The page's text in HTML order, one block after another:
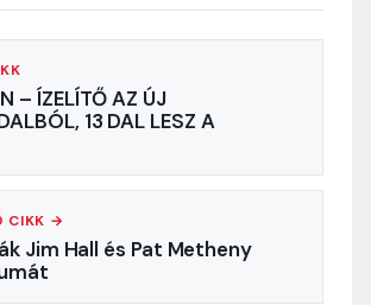
– ÍZELÍTŐ AZ ÚJ
13 DAL LESZ A
CIKK →
Jim Hall és Pat Metheny